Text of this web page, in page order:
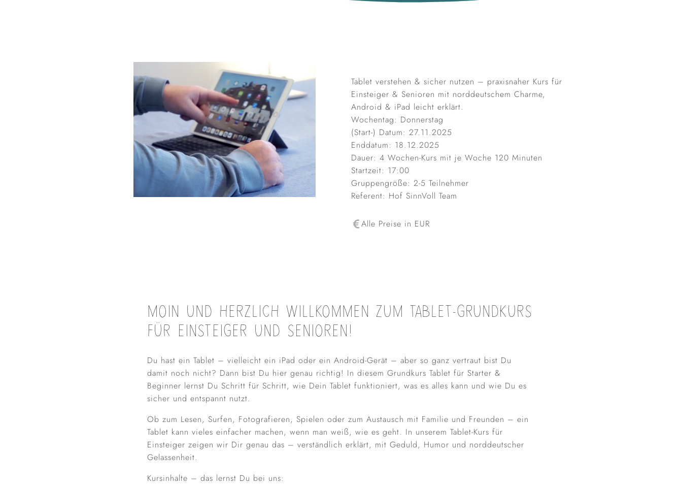
Tablet verstehen & sicher nutzen – praxisnaher Kurs für
Einsteiger & Senioren mit norddeutschem Charme,
Android & iPad leicht erklärt.
Wochentag: Donnerstag
(Start-) Datum: 27.11.2025
Enddatum: 18.12.2025
Dauer: 4 Wochen-Kurs mit je Woche 120 Minuten
Startzeit: 17:00
Gruppengröße: 2-5 Teilnehmer
Referent: Hof SinnVoll Team
Alle Preise in EUR
MOIN UND HERZLICH WILLKOMMEN ZUM TABLET-GRUNDKURS
FÜR EINSTEIGER UND SENIOREN!
Du hast ein Tablet – vielleicht ein iPad oder ein Android-Gerät – aber so ganz vertraut bist Du
damit noch nicht? Dann bist Du hier genau richtig! In diesem Grundkurs Tablet für Starter &
Beginner lernst Du Schritt für Schritt, wie Dein Tablet funktioniert, was es alles kann und wie Du es
sicher und entspannt nutzt.
Ob zum Lesen, Surfen, Fotografieren, Spielen oder zum Austausch mit Familie und Freunden – ein
Tablet kann vieles einfacher machen, wenn man weiß, wie es geht. In unserem Tablet-Kurs für
Einsteiger zeigen wir Dir genau das – verständlich erklärt, mit Geduld, Humor und norddeutscher
Gelassenheit.
Kursinhalte – das lernst Du bei uns: